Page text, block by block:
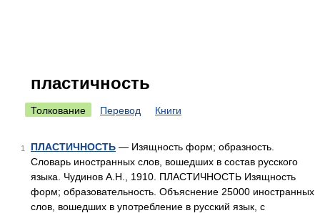
пластичность
Толкование Перевод Книги
1 ПЛАСТИЧНОСТЬ — Изящность форм; образность.
Словарь иностранных слов, вошедших в состав русского
языка. Чудинов А.Н., 1910. ПЛАСТИЧНОСТЬ Изящность
форм; образовательность. Объяснение 25000 иностранных
слов, вошедших в употребление в русский язык, с